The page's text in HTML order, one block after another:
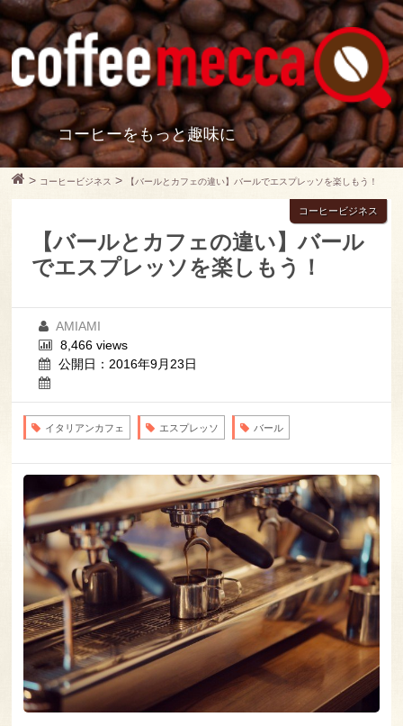
コーヒーをもっと趣味に
> コーヒービジネス > 【バールとカフェの違い】バールでエスプレッソを楽しもう！
【バールとカフェの違い】バール
でエスプレッソを楽しもう！
コーヒービジネス
AMIAMI
8,466 views
公開日：2016年9月23日
イタリアンカフェ エスプレッソ バール